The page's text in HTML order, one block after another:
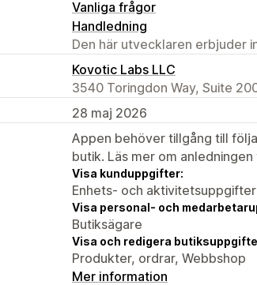
Vanliga frågor
Handledning
Den här utvecklaren erbjuder
Kovotic Labs LLC
3540 Toringdon Way, Suite
28 maj 2026
Appen behöver tillgång till
butik. Läs mer om
Visa kunduppgifter:
Enhets- och aktivitetsuppgifter
Visa personal- och
Butiksägare
Visa och redigera
Produkter, ordrar, Webbshop
Mer information